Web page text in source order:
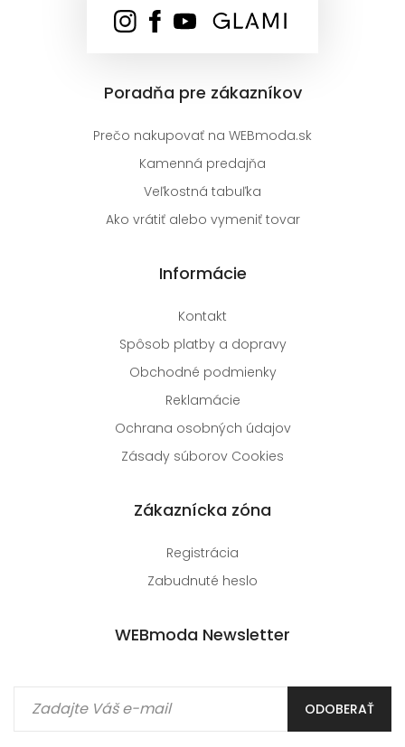
Poradňa pre zákazníkov
Prečo nakupovať na WEBmoda.sk
Kamenná predajňa
Veľkostná tabuľka
Ako vrátiť alebo vymeniť tovar
Informácie
Kontakt
Spôsob platby a dopravy
Obchodné podmienky
Reklamácie
Ochrana osobných údajov
Zásady súborov Cookies
Zákaznícka zóna
Registrácia
Zabudnuté heslo
WEBmoda Newsletter
ODOBERAŤ